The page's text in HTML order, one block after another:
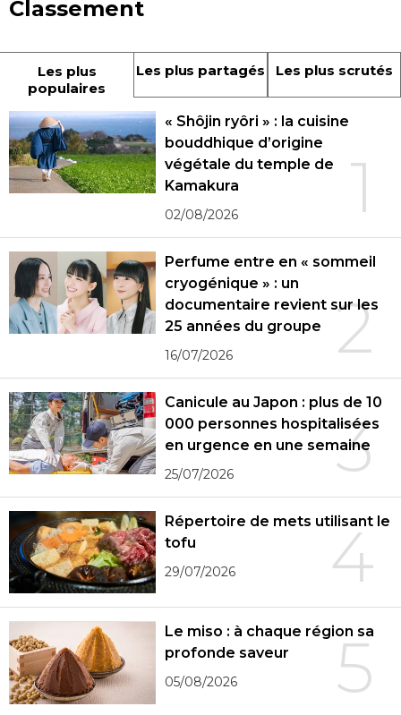
Classement
Les plus
populaires
Les plus partagés Les plus scrutés
1
« Shôjin ryôri » : la cuisine
bouddhique d’origine
végétale du temple de
Kamakura
02/08/2026
2
Perfume entre en « sommeil
cryogénique » : un
documentaire revient sur les
25 années du groupe
16/07/2026
3
Canicule au Japon : plus de 10
000 personnes hospitalisées
en urgence en une semaine
25/07/2026
4
Répertoire de mets utilisant le
tofu
29/07/2026
5
Le miso : à chaque région sa
profonde saveur
05/08/2026